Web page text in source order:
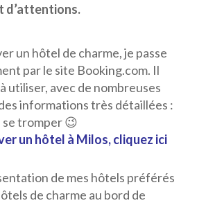
d’attentions.
un hôtel de charme, je passe
par le site Booking.com. Il
utiliser, avec de nombreuses
informations très détaillées :
tromper 😉
un hôtel à Milos, cliquez ici
de mes hôtels préférés
de charme au bord de